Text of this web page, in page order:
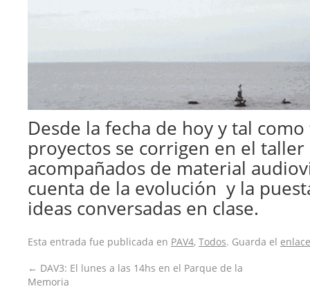
Desde la fecha de hoy y tal
proyectos se corrigen en el
acompañados de material
cuenta de la evolución y la
ideas conversadas en clase.
Esta entrada fue publicada en PAV4, Todos. Guarda el
← DAV3: El lunes a las 14hs en el Parque de la
Memoria